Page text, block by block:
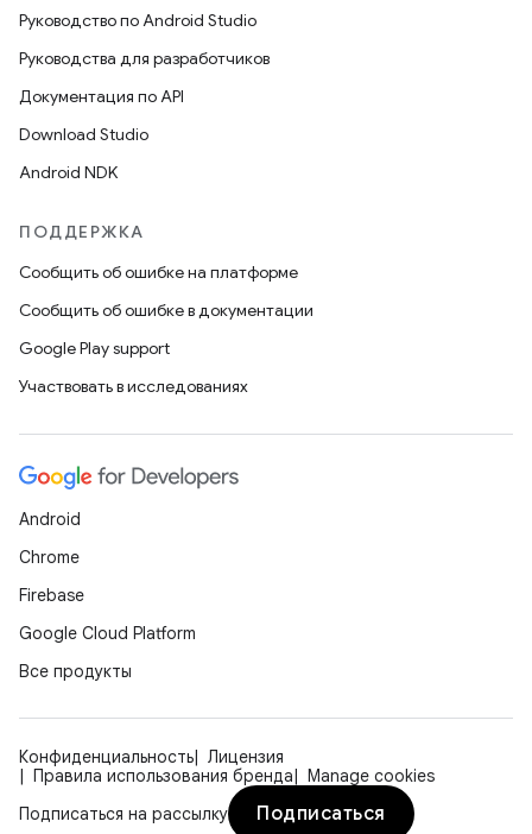
Руководство по Android Studio
Руководства для разработчиков
Документация по API
Download Studio
Android NDK
ПОДДЕРЖКА
Сообщить об ошибке на платформе
Сообщить об ошибке в документации
Google Play support
Участвовать в исследованиях
Android
Chrome
Firebase
Google Cloud Platform
Все продукты
Конфиденциальность
Лицензия
Правила использования бренда
Manage cookies
Подписаться на рассылку
Подписаться